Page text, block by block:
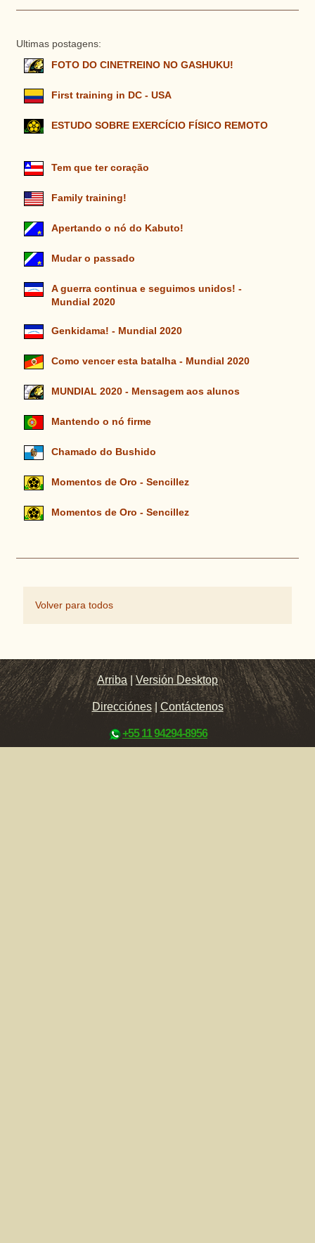
Ultimas postagens:
FOTO DO CINETREINO NO GASHUKU!
First training in DC - USA
ESTUDO SOBRE EXERCÍCIO FÍSICO REMOTO
Tem que ter coração
Family training!
Apertando o nó do Kabuto!
Mudar o passado
A guerra continua e seguimos unidos! -
Mundial 2020
Genkidama! - Mundial 2020
Como vencer esta batalha - Mundial 2020
MUNDIAL 2020 - Mensagem aos alunos
Mantendo o nó firme
Chamado do Bushido
Momentos de Oro - Sencillez
Momentos de Oro - Sencillez
Volver para todos
Arriba |Versión Desktop
Direcciónes| Contáctenos
+55 11 94294-8956